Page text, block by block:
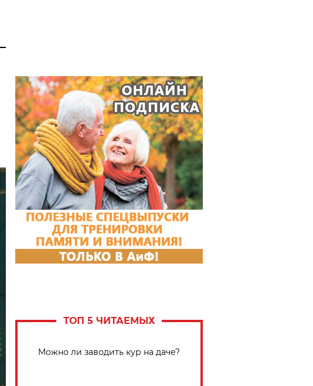
ТОП 5 ЧИТАЕМЫХ
Можно ли заводить кур на даче?